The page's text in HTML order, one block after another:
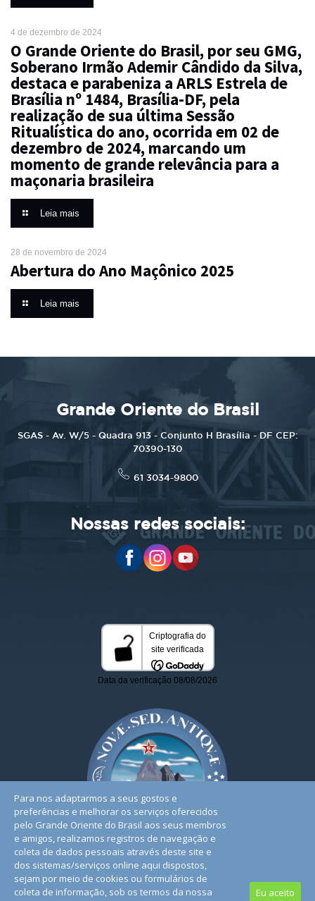
4 de dezembro de 2024
O Grande Oriente do Brasil, por seu GMG,
Soberano Irmão Ademir Cândido da Silva,
destaca e parabeniza a ARLS Estrela de
Brasília nº 1484, Brasília-DF, pela
realização de sua última Sessão
Ritualística do ano, ocorrida em 02 de
dezembro de 2024, marcando um
momento de grande relevância para a
maçonaria brasileira
Leia mais
28 de novembro de 2024
Abertura do Ano Maçônico 2025
Leia mais
Grande Oriente do Brasil
SGAS - Av. W/5 - Quadra 913 - Conjunto H Brasília - DF CEP:
70390-130
61 3034-9800
Nossas redes sociais:
Para nos adaptarmos a seus gostos e
preferências e melhorar os serviços oferecidos
pelo Grande Oriente do Brasil aos seus membros
e amigos, realizamos registros de navegação e
coleta de dados pessoais através deste site e
dos sistemas/serviços online aqui dispostos,
sejam por meio de cookies ou formulários de
coleta de informação, sob os termos da nossa
Eu aceito